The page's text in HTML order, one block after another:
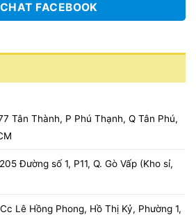
CHAT FACEBOOK
Tân Thành, P Phú Thạnh, Q Tân Phú,
Đường số 1, P11, Q. Gò Vấp (Kho sỉ,
Lê Hồng Phong, Hồ Thị Kỷ, Phường 1,